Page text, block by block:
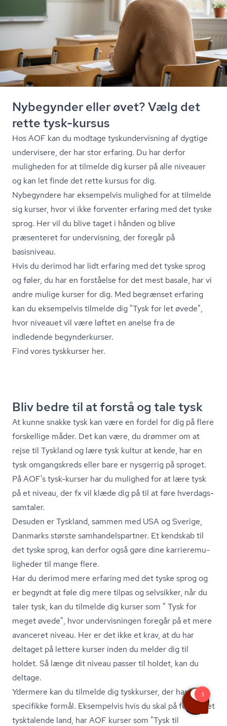
Nybegynder eller øvet? Vælg det
rette tysk-kursus
Hos AOF kan du modtage tyskun­der­vis­ning af dygtige
undervisere, der har stor erfaring. Du har derfor
muligheden for at tilmelde dig kurser på alle niveauer
og kan let finde det rette kursus for dig.
Nybegyndere har eksempelvis mulighed for at tilmelde
sig kurser, hvor vi ikke forventer erfaring med det tyske
sprog. Her vil du blive taget i hånden og blive
præsenteret for undervisning, der foregår på
basisniveau.
Hvis du derimod har lidt erfaring med det tyske sprog
og føler, du har en forståelse for det mest basale, har vi
andre mulige kurser for dig. Med begrænset erfaring
kan du eksempelvis tilmelde dig "Tysk for let øvede",
hvor niveauet vil være løftet en anelse fra de
indledende begynderkurser.
Find vores tyskkurser her.
Bliv bedre til at forstå og tale tysk
At kunne snakke tysk kan være en fordel for dig på flere
forskellige måder. Det kan være, du drømmer om at
rejse til Tyskland og lære tysk kultur at kende, har en
tysk omgangskreds eller bare er nysgerrig på sproget.
På AOF's tysk-kurser har du mulighed for at lære tysk
på et niveau, der fx vil klæde dig på til at føre hver­dags­
sam­ta­ler.
Desuden er Tyskland, sammen med USA og Sverige,
Danmarks største sam­han­dels­part­ner. Et kendskab til
det tyske sprog, kan derfor også gøre dine kar­ri­e­re­mu­
lig­he­der til mange flere.
Har du derimod mere erfaring med det tyske sprog og
er begyndt at føle dig mere tilpas og selvsikker, når du
taler tysk, kan du tilmelde dig kurser som " Tysk for
meget øvede", hvor undervisningen foregår på et mere
avanceret niveau. Her er det ikke et krav, at du har
deltaget på lettere kurser inden du melder dig til
holdet. Så længe dit niveau passer til holdet, kan du
deltage.
Ydermere kan du tilmelde dig tyskkurser, der har
specifikke formål. Eksempelvis hvis du skal på ferie til et
tysktalende land, har AOF kurser som "Tysk til